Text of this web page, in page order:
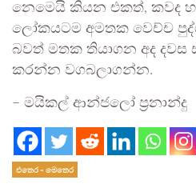
නෙමෙයි කියන එකත්, කවද
ලෝකයටම අමතක වෙච්ච
බවත් මතක තියාගන අද දවස
කරන්න වගබලාගන්න.
– මයිකල් ආන්ජලෝ ප්‍රනාන්දු
එතෙර - මෙතෙර